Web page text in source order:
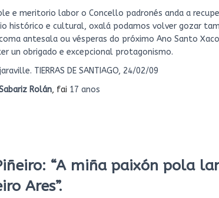
e meritorio labor o Concello padronés anda a
histórico e cultural, oxalá podamos volver gozar
antesala ou vésperas do próximo Ano Santo
un obrigado e excepcional protagonismo.
TIERRAS DE SANTIAGO, 24/02/09
Rolán, fai 17 anos
“A miña paixón pola
Ares”.